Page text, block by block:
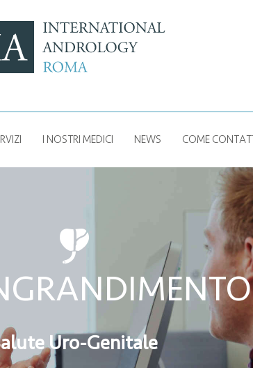
I NOSTRI MEDICI NEWS COME
o
Uro-Genitale